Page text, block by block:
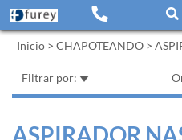
Inicio > CHAPOTEANDO >
Filtrar por:
ASPIRADOR